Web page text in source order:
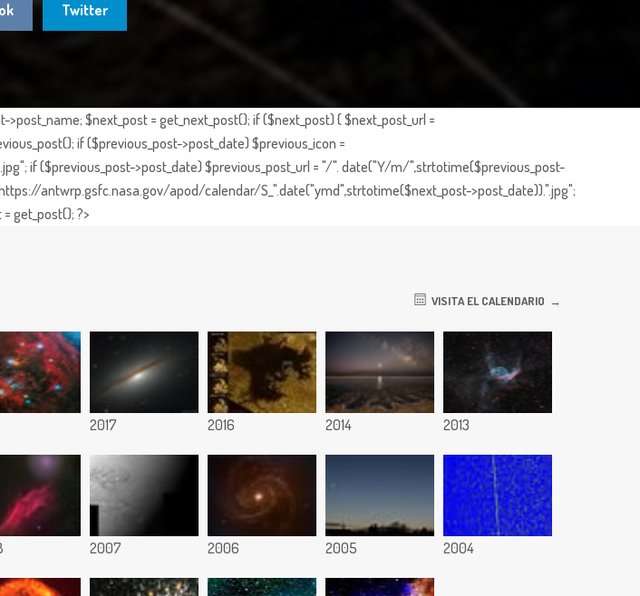
Twitter
$next_post = get_next_post(); if ($next_post) { $next_post_url =
if ($previous_post->post_date) $previous_icon =
if ($previous_post->post_date) $previous_post_url = "/". date("Y/m/",strtotime($previous_post-
antwrp.gsfc.nasa.gov/apod/calendar/S_".date("ymd",strtotime($next_post->post_date)).".jpg";
get_post(); ?>
VISITA EL CALENDARIO
2017 2016 2014 2013
2007 2006 2005 2004